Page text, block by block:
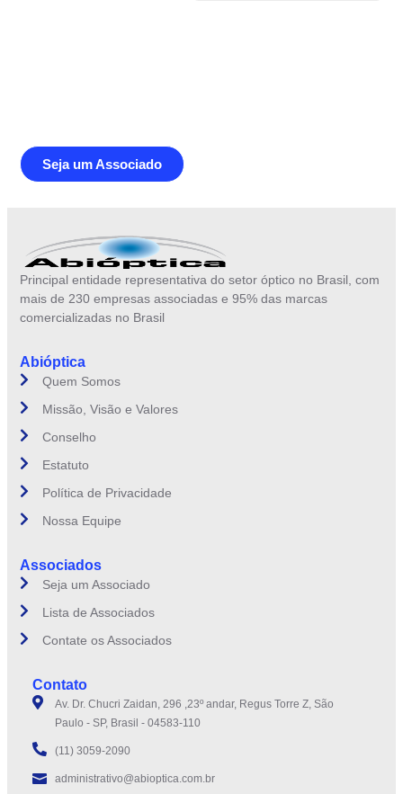
Seja um Associado
Principal entidade representativa do setor óptico no Brasil, com
mais de 230 empresas associadas e 95% das marcas
comercializadas no Brasil
Abióptica
Quem Somos
Missão, Visão e Valores
Conselho
Estatuto
Política de Privacidade
Nossa Equipe
Associados
Seja um Associado
Lista de Associados
Contate os Associados
Contato
Av. Dr. Chucri Zaidan, 296 ,23º andar, Regus Torre Z, São
Paulo - SP, Brasil - 04583-110
(11) 3059-2090
administrativo@abioptica.com.br